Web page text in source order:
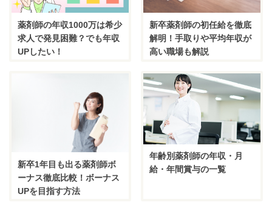
薬剤師の年収1000万は希少
求人で発見困難？でも年収
UPしたい！
新卒薬剤師の初任給を徹底
解明！手取りや平均年収が
高い職場も解説
新卒1年目も出る薬剤師ボ
ーナス徹底比較！ボーナス
UPを目指す方法
年齢別薬剤師の年収・月
給・年間賞与の一覧